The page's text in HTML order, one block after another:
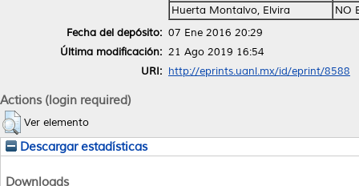
Huerta Montalvo, Elvira
NO
Fecha del depósito: 07 Ene 2016 20:29
Última modificación: 21 Ago 2019 16:54
URI: http://eprints.uanl.mx/id/eprint/8588
Actions (login required)
Ver elemento
Descargar estadísticas
Downloads